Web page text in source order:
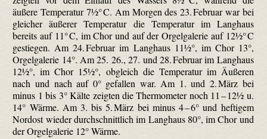
äußere Temperatur 7½° C. Am Morgen des 23. Februar war bei
gleicher äußerer Temperatur die Temperatur im Langhaus
bereits auf 11° C, im Chor und auf der Orgelgalerie auf 12½° C
gestiegen. Am 24. Februar im Langhaus 11½°, im Chor 13°,
Orgelgalerie 14°. Am 25. 26., 27. und 28. Februar im Langhaus
12½°, im Chor 15½°, obgleich die Temperatur im Äußeren
nach und nach auf 0° gefallen war. Am 1. und 2. März bei
minus 1 bis 3° Kälte zeigten die Thermometer noch 11 – 12½ u.
14° Wärme. Am 3. bis 5. März bei minus 4 – 6° und heftigem
Nordost wieder durchschnittlich im Langhaus 80°, im Chor und
der Orgelgalerie 12° Wärme.